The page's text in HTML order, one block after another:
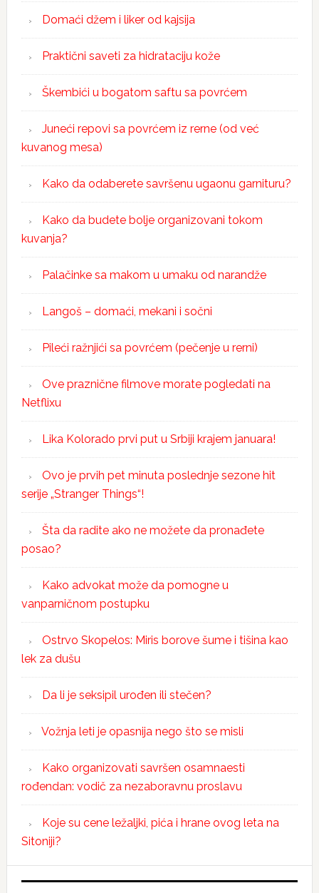
Domaći džem i liker od kajsija
Praktični saveti za hidrataciju kože
Škembići u bogatom saftu sa povrćem
Juneći repovi sa povrćem iz rerne (od već
kuvanog mesa)
Kako da odaberete savršenu ugaonu garnituru?
Kako da budete bolje organizovani tokom
kuvanja?
Palačinke sa makom u umaku od narandže
Langoš – domaći, mekani i sočni
Pileći ražnjići sa povrćem (pečenje u rerni)
Ove praznične filmove morate pogledati na
Netflixu
Lika Kolorado prvi put u Srbiji krajem januara!
Ovo je prvih pet minuta poslednje sezone hit
serije „Stranger Things“!
Šta da radite ako ne možete da pronađete
posao?
Kako advokat može da pomogne u
vanparničnom postupku
Ostrvo Skopelos: Miris borove šume i tišina kao
lek za dušu
Da li je seksipil urođen ili stečen?
Vožnja leti je opasnija nego što se misli
Kako organizovati savršen osamnaesti
rođendan: vodič za nezaboravnu proslavu
Koje su cene ležaljki, pića i hrane ovog leta na
Sitoniji?